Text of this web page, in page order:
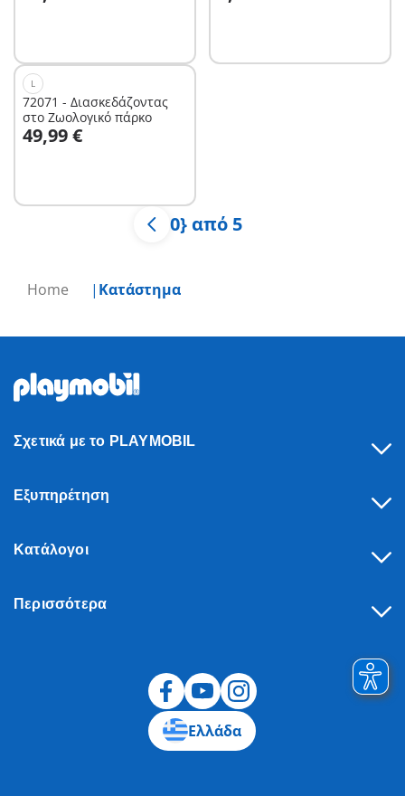
Home Κατάστημα
L
72071 - Διασκεδάζοντας
στο Ζωολογικό πάρκο
49,99 €
Στο καλάθι
0} από 5
Σχετικά με το PLAYMOBIL
Εξυπηρέτηση
Κατάλογοι
Περισσότερα
Ελλάδα